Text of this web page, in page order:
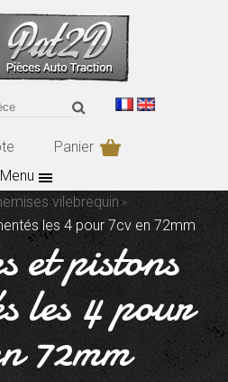
Panier
Menu
vilebrequin
les 4 pour 7cv en 72mm
et pistons
les 4 pour
72mm